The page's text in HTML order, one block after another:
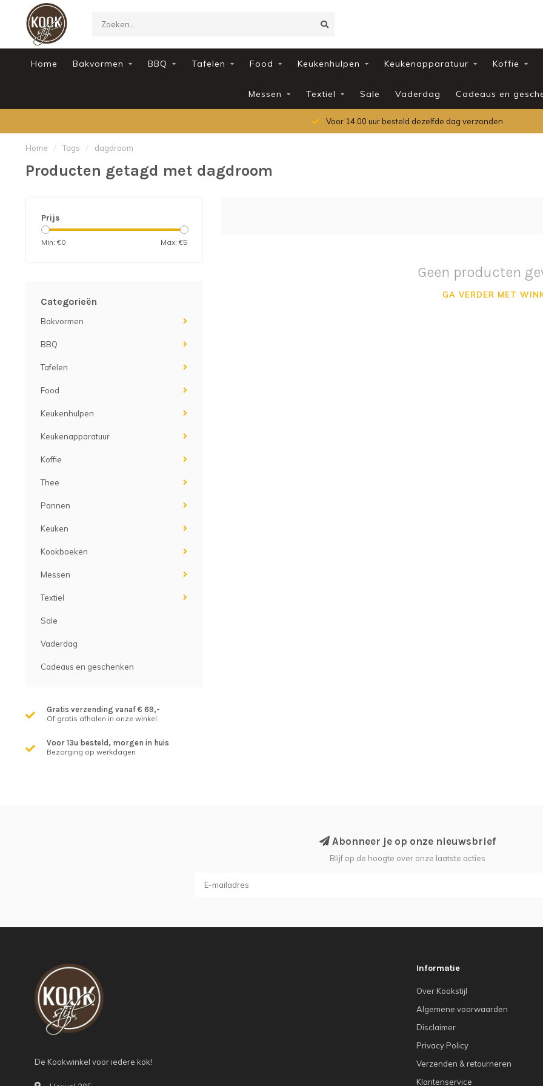
Home Bakvormen BBQ Tafelen Food Keukenhulpen Keukenapparatuur Koffie
Messen Textiel Sale Vaderdag Cadeaus en
Voor 14.00 uur besteld dezelfde dag verzonden
Home / Tags / dagdroom
Producten getagd met dagdroom
Prijs
Min: €0 Max: €5
Categorieën
Bakvormen
BBQ
Tafelen
Food
Keukenhulpen
Keukenapparatuur
Koffie
Thee
Pannen
Keuken
Kookboeken
Messen
Textiel
Sale
Vaderdag
Cadeaus en geschenken
Gratis verzending vanaf € 69,-
Of gratis afhalen in onze winkel
Voor 13u besteld, morgen in huis
Bezorging op werkdagen
Geen producten
GA VERDER MET
Abonneer je op onze nieuwsbrief
Blijf op de hoogte over onze laatste acties
De Kookwinkel voor iedere kok!
Informatie
Over Kookstijl
Algemene voorwaarden
Disclaimer
Privacy Policy
Verzenden & retourneren
Klantenservice